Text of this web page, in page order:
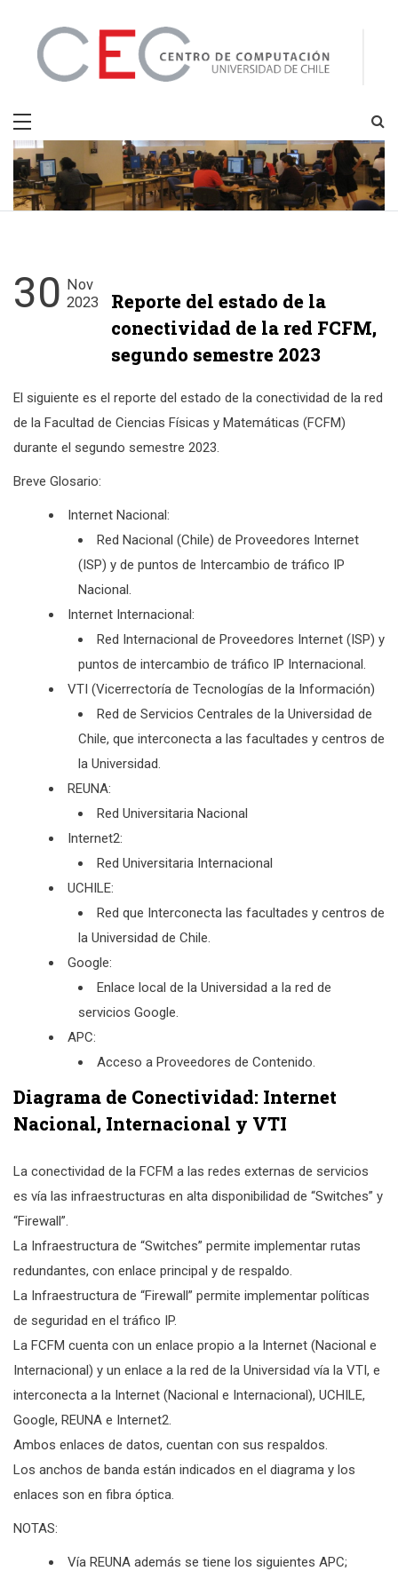
content
CEC
30 Nov
2023
Reporte del estado de la
conectividad de la red FCFM,
segundo semestre 2023
El siguiente es el reporte del estado de la conectividad de la red
de la Facultad de Ciencias Físicas y Matemáticas (FCFM)
durante el segundo semestre 2023.
Breve Glosario:
Internet Nacional:
Red Nacional (Chile) de Proveedores Internet
(ISP) y de puntos de Intercambio de tráfico IP
Nacional.
Internet Internacional:
Red Internacional de Proveedores Internet (ISP) y
puntos de intercambio de tráfico IP Internacional.
VTI (Vicerrectoría de Tecnologías de la Información)
Red de Servicios Centrales de la Universidad de
Chile, que interconecta a las facultades y centros de
la Universidad.
REUNA:
Red Universitaria Nacional
Internet2:
Red Universitaria Internacional
UCHILE:
Red que Interconecta las facultades y centros de
la Universidad de Chile.
Google:
Enlace local de la Universidad a la red de
servicios Google.
APC:
Acceso a Proveedores de Contenido.
Diagrama de Conectividad: Internet
Nacional, Internacional y VTI
La conectividad de la FCFM a las redes externas de servicios
es vía las infraestructuras en alta disponibilidad de “Switches” y
“Firewall”.
La Infraestructura de “Switches” permite implementar rutas
redundantes, con enlace principal y de respaldo.
La Infraestructura de “Firewall” permite implementar políticas
de seguridad en el tráfico IP.
La FCFM cuenta con un enlace propio a la Internet (Nacional e
Internacional) y un enlace a la red de la Universidad vía la VTI, e
interconecta a la Internet (Nacional e Internacional), UCHILE,
Google, REUNA e Internet2.
Ambos enlaces de datos, cuentan con sus respaldos.
Los anchos de banda están indicados en el diagrama y los
enlaces son en fibra óptica.
NOTAS:
Vía REUNA además se tiene los siguientes APC;